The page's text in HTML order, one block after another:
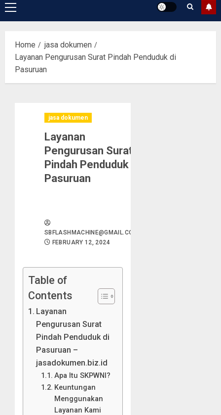
Primary
Menu
Home
jasa dokumen
Layanan Pengurusan Surat Pindah Penduduk di
Pasuruan
jasa dokumen
Layanan
Pengurusan Surat
Pindah Penduduk di
Pasuruan
SBFLASHMACHINE@GMAIL.COM
FEBRUARY 12, 2024
Table of
Contents
Layanan
Pengurusan Surat
Pindah Penduduk di
Pasuruan –
jasadokumen.biz.id
Apa Itu SKPWNI?
Keuntungan
Menggunakan
Layanan Kami